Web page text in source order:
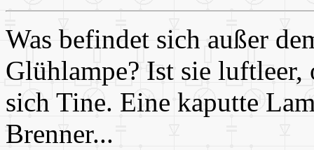
Was befindet sich außer
Glühlampe? Ist sie
sich Tine. Eine kaputte
Brenner...